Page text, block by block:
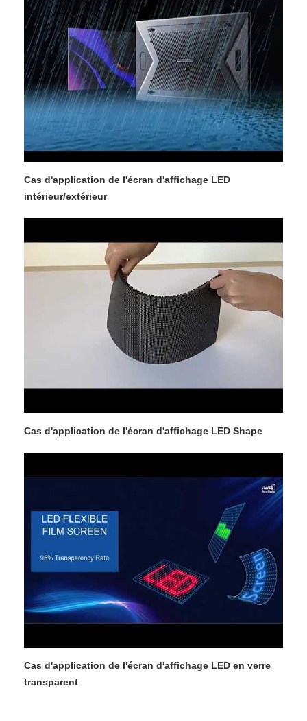
Cas d'application de l'écran d'affichage LED
intérieur/extérieur
Cas d'application de l'écran d'affichage LED Shape
Cas d'application de l'écran d'affichage LED en verre
transparent